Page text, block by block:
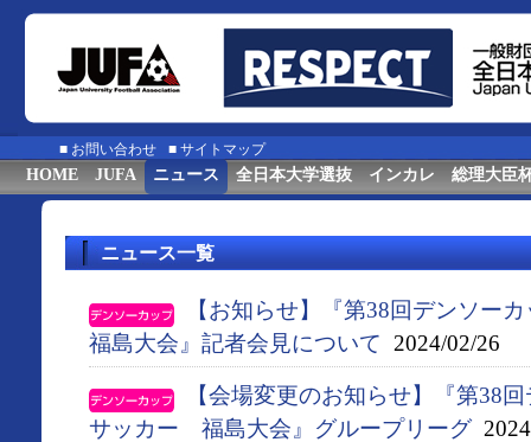
■ お問い合わせ ■ サイトマップ
HOME JUFA ニュース 全日本大学選抜 インカレ 総理大臣
ニュース一覧
【お知らせ】『第38回デンソ
福島大会』記者会見について 2024/02/26
【会場変更のお知らせ】『第38
サッカー 福島大会』グループリーグ